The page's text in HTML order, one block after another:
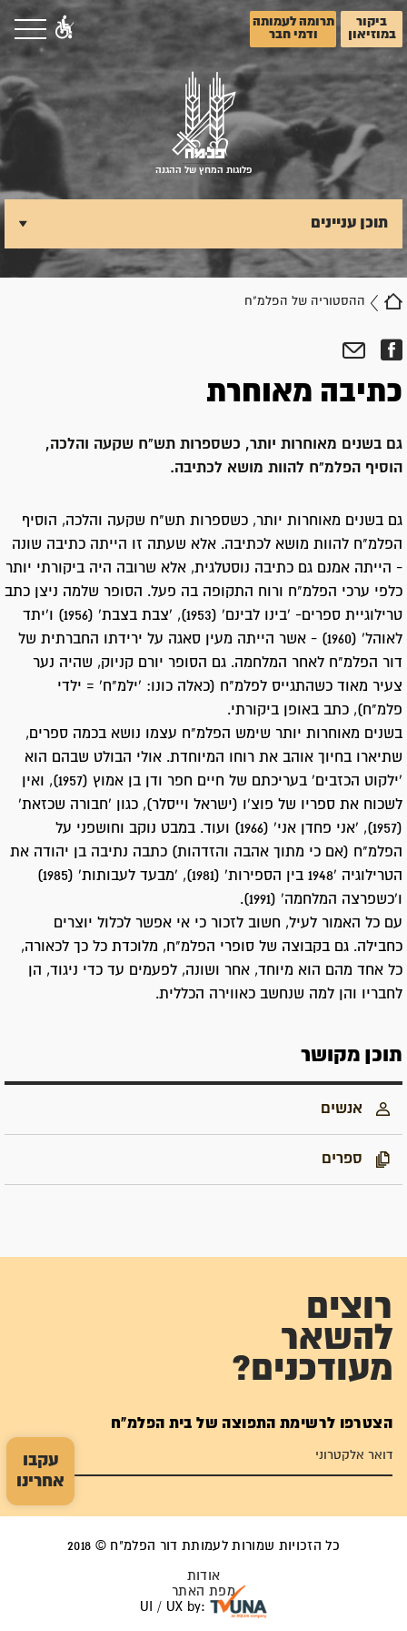
עקבו
אחרינו
ביקור
במוזיאון
תרומה לעמותה
ודמי חבר
פלוגות המחץ של ההגנה
ההסטוריה של הפלמ"ח
תוכן עניינים
כתיבה מאוחרת
גם בשנים מאוחרות יותר, כשספרות תש"ח שקעה והלכה,
הוסיף הפלמ"ח להוות מושא לכתיבה.
גם בשנים מאוחרות יותר, כשספרות תש"ח שקעה והלכה, הוסיף
הפלמ"ח להוות מושא לכתיבה. אלא שעתה זו הייתה כתיבה שונה
- הייתה אמנם גם כתיבה נוסטלגית, אלא שרובה היה ביקורתי יותר
כלפי ערכי הפלמ"ח ורוח התקופה בה פעל. הסופר שלמה ניצן כתב
טרילוגיית ספרים- 'בינו לבינם' (1953), 'צבת בצבת' (1956) ו'יתד
לאוהל' (1960) - אשר הייתה מעין סאגה על ירידתו החברתית של
דור הפלמ"ח לאחר המלחמה. גם הסופר יורם קניוק, שהיה נער
צעיר מאוד כשהתגייס לפלמ"ח (כאלה כונו: 'ילמ"ח' = ילדי
פלמ"ח), כתב באופן ביקורתי.
בשנים מאוחרות יותר שימש הפלמ"ח עצמו נושא בכמה ספרים,
שתיארו בחיוך אוהב את רוחו המיוחדת. אולי הבולט שבהם הוא
'ילקוט הכזבים' בעריכתם של חיים חפר ודן בן אמוץ (1957), ואין
לשכוח את ספריו של פוצ'ו (ישראל וייסלר), כגון 'חבורה שכזאת'
(1957), 'אני פחדן אני' (1966) ועוד. במבט נוקב וחושפני על
הפלמ"ח (אם כי מתוך אהבה והזדהות) כתבה נתיבה בן יהודה את
הטרילוגיה '1948 בין הספירות' (1981), 'מבעד לעבותות' (1985)
ו'כשפרצה המלחמה' (1991).
עם כל האמור לעיל, חשוב לזכור כי אי אפשר לכלול יוצרים
כחבילה. גם בקבוצה של סופרי הפלמ"ח, מלוכדת כל כך לכאורה,
כל אחד מהם הוא מיוחד, אחר ושונה, לפעמים עד כדי ניגוד, הן
לחבריו והן למה שנחשב כאווירה הכללית.
תוכן מקושר
אנשים
ספרים
רוצים
להשאר
מעודכנים?
הצטרפו לרשימת התפוצה של בית הפלמ"ח
כל הזכויות שמורות לעמותת דור הפלמ"ח © 2018
אודות
מפת האתר
UI / UX by: